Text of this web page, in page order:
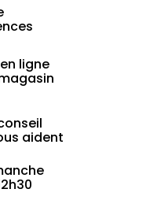
ligne
aident